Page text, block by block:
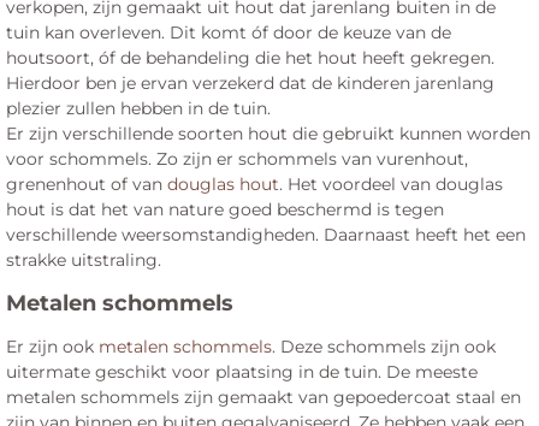
verkopen, zijn gemaakt uit hout dat jarenlang buiten in de
tuin kan overleven. Dit komt óf door de keuze van de
houtsoort, óf de behandeling die het hout heeft gekregen.
Hierdoor ben je ervan verzekerd dat de kinderen jarenlang
plezier zullen hebben in de tuin.
Er zijn verschillende soorten hout die gebruikt kunnen worden
voor schommels. Zo zijn er schommels van vurenhout,
grenenhout of van douglas hout. Het voordeel van douglas
hout is dat het van nature goed beschermd is tegen
verschillende weersomstandigheden. Daarnaast heeft het een
strakke uitstraling.
Metalen schommels
Er zijn ook metalen schommels. Deze schommels zijn ook
uitermate geschikt voor plaatsing in de tuin. De meeste
metalen schommels zijn gemaakt van gepoedercoat staal en